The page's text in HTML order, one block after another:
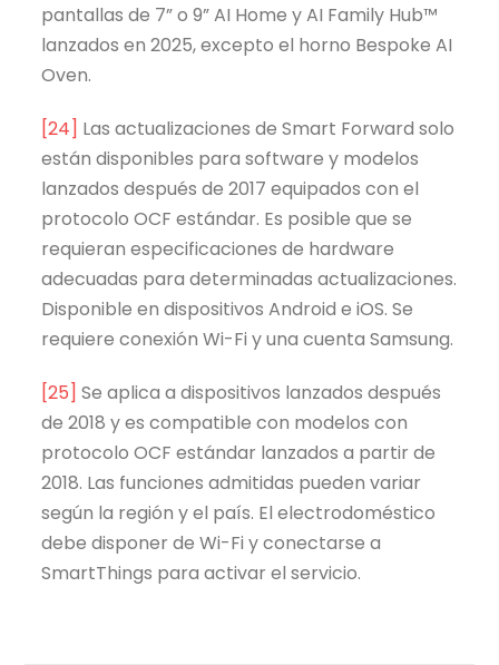
pantallas de 7” o 9” AI Home y AI Family Hub™
lanzados en 2025, excepto el horno Bespoke AI
Oven.
[24] Las actualizaciones de Smart Forward solo
están disponibles para software y modelos
lanzados después de 2017 equipados con el
protocolo OCF estándar. Es posible que se
requieran especificaciones de hardware
adecuadas para determinadas actualizaciones.
Disponible en dispositivos Android e iOS. Se
requiere conexión Wi-Fi y una cuenta Samsung.
[25] Se aplica a dispositivos lanzados después
de 2018 y es compatible con modelos con
protocolo OCF estándar lanzados a partir de
2018. Las funciones admitidas pueden variar
según la región y el país. El electrodoméstico
debe disponer de Wi-Fi y conectarse a
SmartThings para activar el servicio.